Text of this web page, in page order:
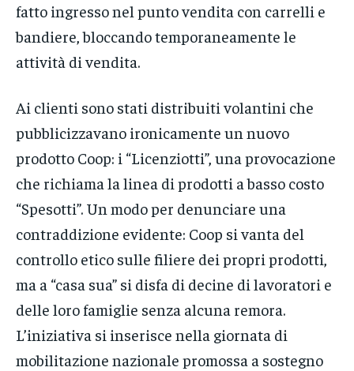
fatto ingresso nel punto vendita con carrelli e
bandiere, bloccando temporaneamente le
attività di vendita.
Ai clienti sono stati distribuiti volantini che
pubblicizzavano ironicamente un nuovo
prodotto Coop: i “Licenziotti”, una provocazione
che richiama la linea di prodotti a basso costo
“Spesotti”. Un modo per denunciare una
contraddizione evidente: Coop si vanta del
controllo etico sulle filiere dei propri prodotti,
ma a “casa sua” si disfa di decine di lavoratori e
delle loro famiglie senza alcuna remora.
L’iniziativa si inserisce nella giornata di
mobilitazione nazionale promossa a sostegno